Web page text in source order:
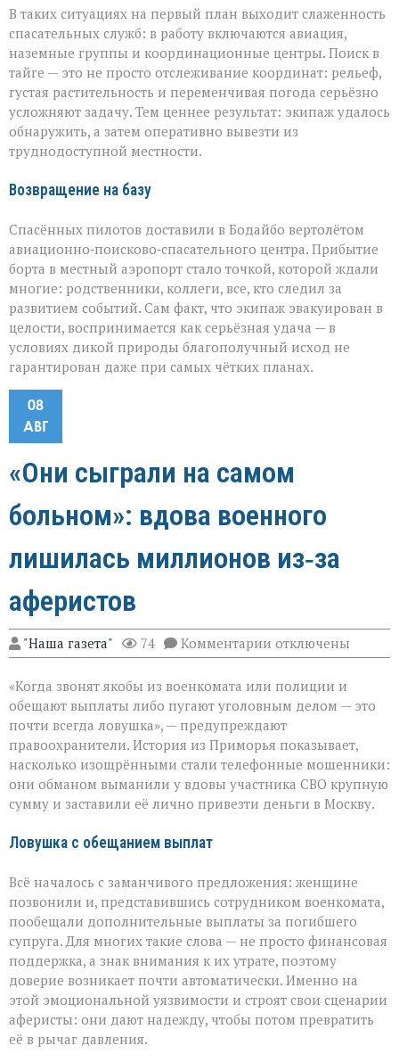
В таких ситуациях на первый план выходит слаженность
спасательных служб: в работу включаются авиация,
наземные группы и координационные центры. Поиск в
тайге — это не просто отслеживание координат: рельеф,
густая растительность и переменчивая погода серьёзно
усложняют задачу. Тем ценнее результат: экипаж удалось
обнаружить, а затем оперативно вывезти из
труднодоступной местности.
Возвращение на базу
Спасённых пилотов доставили в Бодайбо вертолётом
авиационно‑поисково‑спасательного центра. Прибытие
борта в местный аэропорт стало точкой, которой ждали
многие: родственники, коллеги, все, кто следил за
развитием событий. Сам факт, что экипаж эвакуирован в
целости, воспринимается как серьёзная удача — в
условиях дикой природы благополучный исход не
гарантирован даже при самых чётких планах.
08
АВГ
«Они сыграли на самом
больном»: вдова военного
лишилась миллионов из‑за
аферистов
"Наша газета" 74 Комментарии к
записи
сыграли
на
самом
больном»:
вдова
военного
лишилась
миллионов
из‑за
отключены
«Когда звонят якобы из военкомата или полиции и
обещают выплаты либо пугают уголовным делом — это
почти всегда ловушка», — предупреждают
правоохранители. История из Приморья показывает,
насколько изощрёнными стали телефонные мошенники:
они обманом выманили у вдовы участника СВО крупную
сумму и заставили её лично привезти деньги в Москву.
Ловушка с обещанием выплат
Всё началось с заманчивого предложения: женщине
позвонили и, представившись сотрудником военкомата,
пообещали дополнительные выплаты за погибшего
супруга. Для многих такие слова — не просто финансовая
поддержка, а знак внимания к их утрате, поэтому
доверие возникает почти автоматически. Именно на
этой эмоциональной уязвимости и строят свои сценарии
аферисты: они дают надежду, чтобы потом превратить
её в рычаг давления.